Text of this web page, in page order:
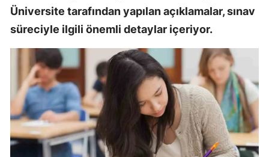
Üniversite tarafından yapılan açıklamalar, sınav
süreciyle ilgili önemli detaylar içeriyor.